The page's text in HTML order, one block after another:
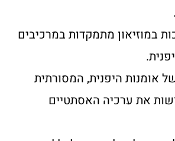
במוזיאון מתמקדות במרכיבים
אומנות היפנית, המסורתית
את ערכיה האסתטיים